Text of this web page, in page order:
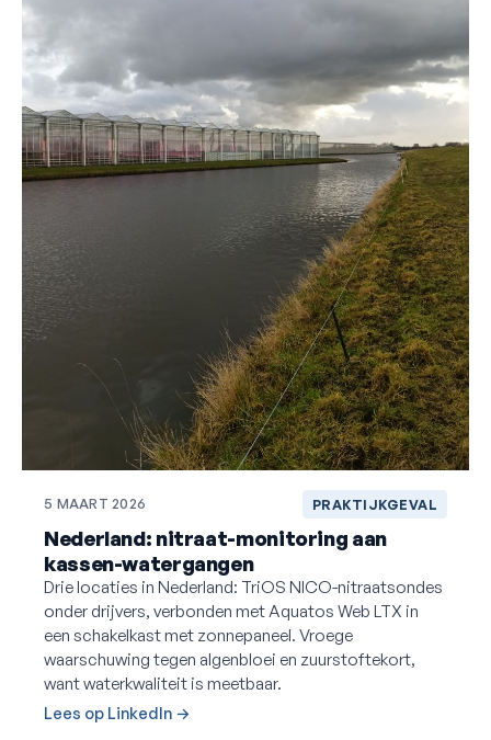
5 MAART 2026 PRAKTIJKGEVAL
Nederland: nitraat-monitoring aan
kassen-watergangen
Drie locaties in Nederland: TriOS NICO-nitraatsondes
onder drijvers, verbonden met Aquatos Web LTX in
een schakelkast met zonnepaneel. Vroege
waarschuwing tegen algenbloei en zuurstoftekort,
want waterkwaliteit is meetbaar.
Lees op LinkedIn →